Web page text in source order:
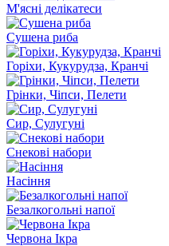
М'ясні делікатеси
Сушена риба
Горіхи, Кукурудза, Кранчі
Грінки, Чіпси, Пелети
Сир, Сулугуні
Снекові набори
Насіння
Безалкогольні напої
Червона Ікра